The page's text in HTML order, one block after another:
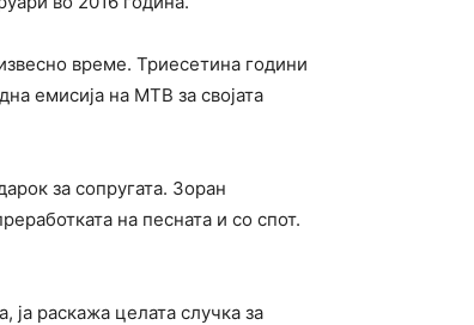
време. Триесетина години
емисија на МТВ за својата
за сопругата. Зоран
на песната и со спот.
ја раскажа целата случка за